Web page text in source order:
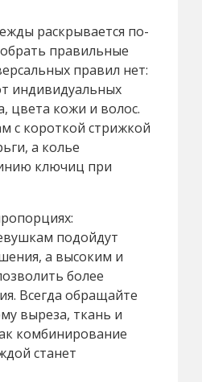
раскрывается по-
правильные
правил нет:
индивидуальных
цвета кожи и волос.
с короткой стрижкой
а колье
ключиц при
подойдут
а высоким и
более
Всегда обращайте
выреза, ткань и
комбинирование
станет